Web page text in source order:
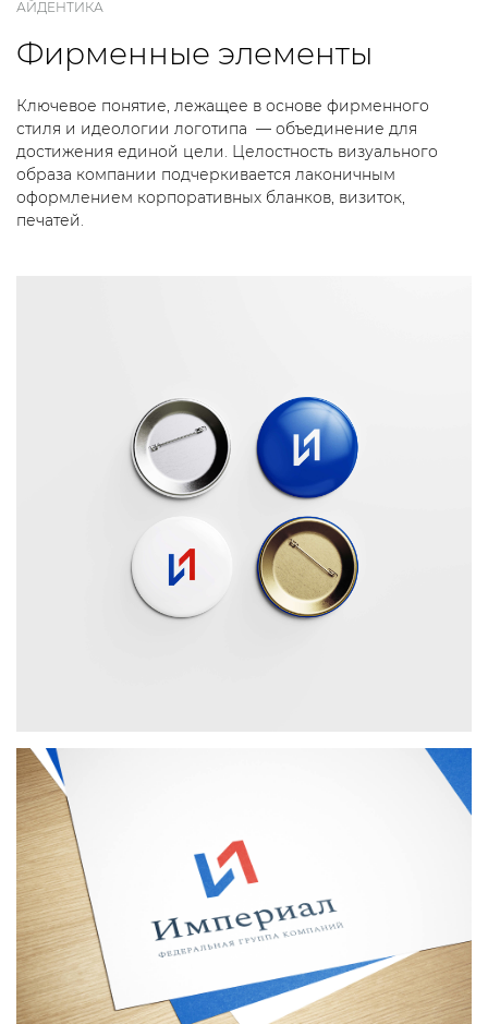
АЙДЕНТИКА
Фирменные элементы
Ключевое понятие, лежащее в основе фирменного
стиля и идеологии логотипа — объединение для
достижения единой цели. Целостность визуального
образа компании подчеркивается лаконичным
оформлением корпоративных бланков, визиток,
печатей.